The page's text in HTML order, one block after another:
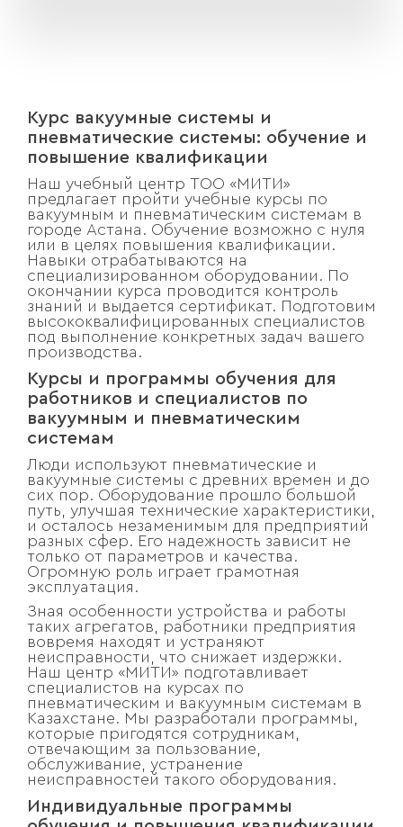
Курс вакуумные системы и
пневматические системы: обучение и
повышение квалификации
Наш учебный центр ТОО «МИТИ»
предлагает пройти учебные курсы по
вакуумным и пневматическим системам в
городе Астана. Обучение возможно с нуля
или в целях повышения квалификации.
Навыки отрабатываются на
специализированном оборудовании. По
окончании курса проводится контроль
знаний и выдается сертификат. Подготовим
высококвалифицированных специалистов
под выполнение конкретных задач вашего
производства.
Курсы и программы обучения для
работников и специалистов по
вакуумным и пневматическим
системам
Люди используют пневматические и
вакуумные системы с древних времен и до
сих пор. Оборудование прошло большой
путь, улучшая технические характеристики,
и осталось незаменимым для предприятий
разных сфер. Его надежность зависит не
только от параметров и качества.
Огромную роль играет грамотная
эксплуатация.
Зная особенности устройства и работы
таких агрегатов, работники предприятия
вовремя находят и устраняют
неисправности, что снижает издержки.
Наш центр «МИТИ» подготавливает
специалистов на курсах по
пневматическим и вакуумным системам в
Казахстане. Мы разработали программы,
которые пригодятся сотрудникам,
отвечающим за пользование,
обслуживание, устранение
неисправностей такого оборудования.
Индивидуальные программы